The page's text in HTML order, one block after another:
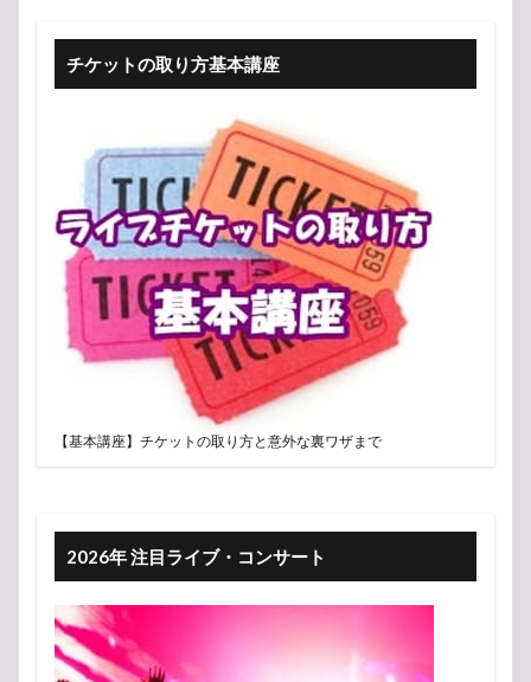
チケットの取り方基本講座
【基本講座】チケットの取り方と意外な裏ワザまで
2026年 注目ライブ・コンサート